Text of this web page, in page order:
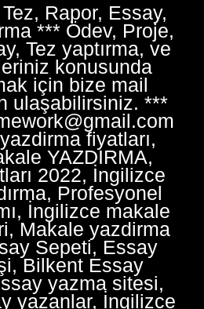
Rapor, Essay,
*** Ödev, Proje,
Tez yaptırma, ve
konusunda
için bize mail
ulaşabilirsiniz. ***
fiyatları,
YAZDIRMA,
2022, İngilizce
Profesyonel
İngilizce makale
Makale yazdirma
Sepeti, Essay
Bilkent Essay
yazma sitesi,
yazanlar, İngilizce